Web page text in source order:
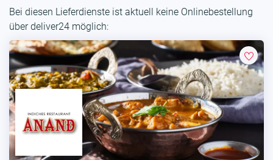
Bei diesen Lieferdienste ist aktuell keine Onlinebestellung
über deliver24 möglich: